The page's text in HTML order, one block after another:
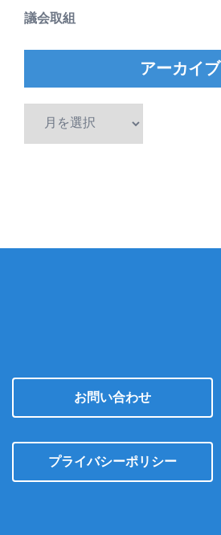
議会取組
アーカイブ
お問い合わせ
プライバシーポリシー